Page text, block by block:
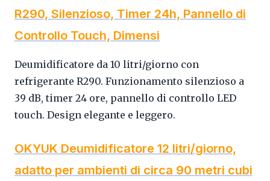
R290, Silenzioso, Timer 24h, Pannello di
Controllo Touch, Dimensi
Deumidificatore da 10 litri/giorno con
refrigerante R290. Funzionamento silenzioso a
39 dB, timer 24 ore, pannello di controllo LED
touch. Design elegante e leggero.
OKYUK Deumidificatore 12 litri/giorno,
adatto per ambienti di circa 90 metri cubi